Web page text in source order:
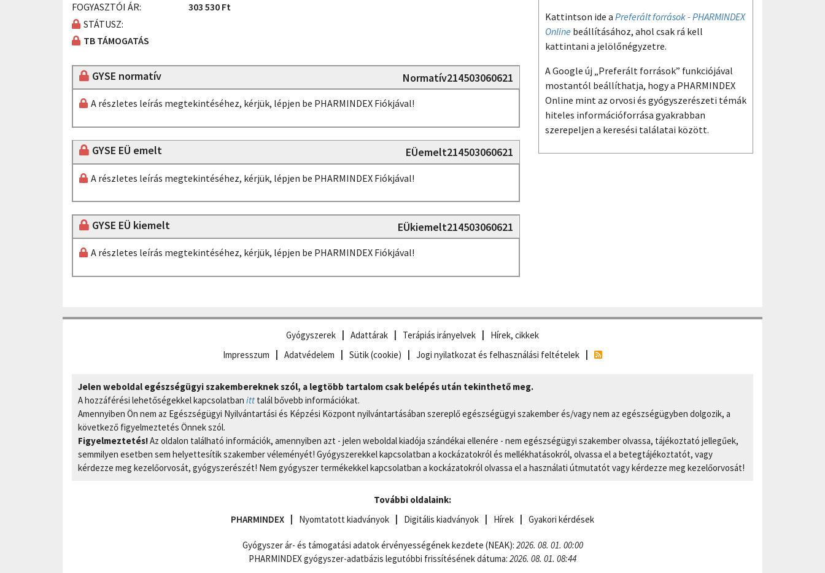
FOGYASZTÓI ÁR:
303 530 Ft
STÁTUSZ:
TB TÁMOGATÁS
GYSE normatív Normatív214503060621
A részletes leírás megtekintéséhez, kérjük, lépjen be PHARMINDEX Fiókjával!
GYSE EÜ emelt EÜemelt214503060621
A részletes leírás megtekintéséhez, kérjük, lépjen be PHARMINDEX Fiókjával!
GYSE EÜ kiemelt EÜkiemelt214503060621
A részletes leírás megtekintéséhez, kérjük, lépjen be PHARMINDEX Fiókjával!
Kattintson ide a Preferált források - PHARMINDEX
Online beállításához, ahol csak rá kell
kattintani a jelölőnégyzetre.
A Google új „Preferált források” funkciójával
mostantól beállíthatja, hogy a PHARMINDEX
Online mint az orvosi és gyógyszerészeti témák
hiteles információforrása gyakrabban
szerepeljen a keresési találatai között.
Gyógyszerek Adattárak Terápiás irányelvek
Hírek, cikkek
Impresszum
Adatvédelem Sütik (cookie) Jogi nyilatkozat és felhasználási feltételek
Jelen weboldal egészségügyi szakembereknek szól, a legtöbb tartalom csak belépés után tekinthető meg.
A hozzáférési lehetőségekkel kapcsolatban itt talál bővebb információkat.
Amennyiben Ön nem az Egészségügyi Nyilvántartási és Képzési Központ nyilvántartásában szereplő egészségügyi szakember és/vagy nem az egészségügyben dolgozik, a
következő figyelmeztetés Önnek szól.
Figyelmeztetés!Az oldalon található információk, amennyiben azt - jelen weboldal kiadója szándékai ellenére - nem egészségügyi szakember olvassa, tájékoztató jellegűek,
semmilyen esetben sem helyettesítik szakember véleményét! Gyógyszerekkel kapcsolatban a kockázatokról és mellékhatásokról, olvassa el a betegtájékoztatót, vagy
kérdezze meg kezelőorvosát, gyógyszerészét! Nem gyógyszer termékekkel kapcsolatban a kockázatokról olvassa el a használati útmutatót vagy kérdezze meg kezelőorvosát!
További oldalaink:
PHARMINDEX
Nyomtatott kiadványok Digitális kiadványok Hírek Gyakori kérdések
Gyógyszer ár- és támogatási adatok érvényességének kezdete (NEAK): 2026. 08. 01. 00:00
PHARMINDEX gyógyszer-adatbázis legutóbbi frissítésének dátuma: 2026. 08. 01. 08:44